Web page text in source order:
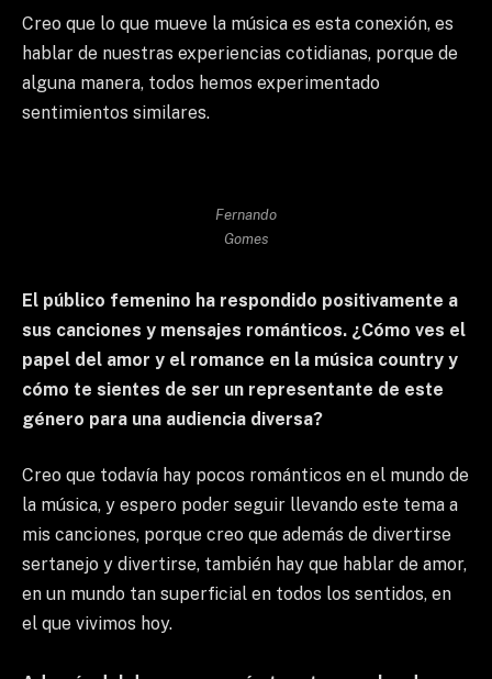
Creo que lo que mueve la música es esta conexión, es
hablar de nuestras experiencias cotidianas, porque de
alguna manera, todos hemos experimentado
sentimientos similares.
Fernando
Gomes
El público femenino ha respondido positivamente a
sus canciones y mensajes románticos. ¿Cómo ves el
papel del amor y el romance en la música country y
cómo te sientes de ser un representante de este
género para una audiencia diversa?
Creo que todavía hay pocos románticos en el mundo de
la música, y espero poder seguir llevando este tema a
mis canciones, porque creo que además de divertirse
sertanejo y divertirse, también hay que hablar de amor,
en un mundo tan superficial en todos los sentidos, en
el que vivimos hoy.